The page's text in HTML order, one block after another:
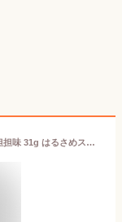
はるさめスープ はるさめ麺 スープはるさめ 担担味 31g はるさめスープ はるさめ麺 ヘルシー スープはるさめ カップスープ 春雨 低カロリー カップ麺 おにぎりに合う 坦坦味 インスタント 即席 エースコック ACECOOK エースコック